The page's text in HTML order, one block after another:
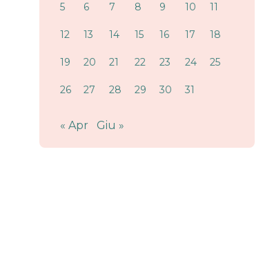
5 6 7 8 9 10 11
12 13 14 15 16 17 18
19 20 21 22 23 24 25
26 27 28 29 30 31
« Apr Giu »